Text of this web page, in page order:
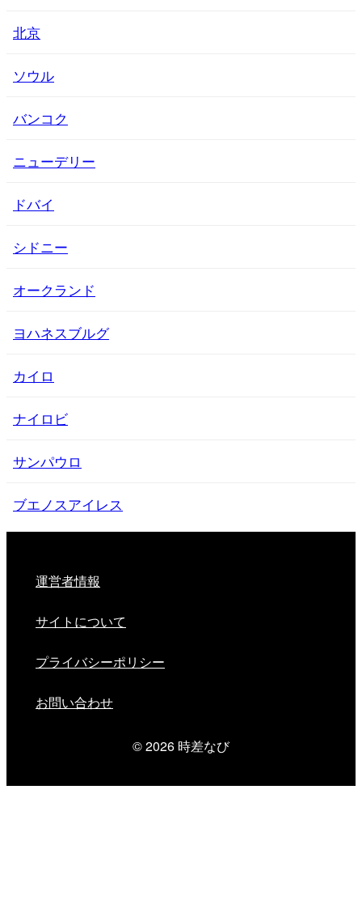
北京
ソウル
バンコク
ニューデリー
ドバイ
シドニー
オークランド
ヨハネスブルグ
カイロ
ナイロビ
サンパウロ
ブエノスアイレス
運営者情報
サイトについて
プライバシーポリシー
お問い合わせ
© 2026 時差なび